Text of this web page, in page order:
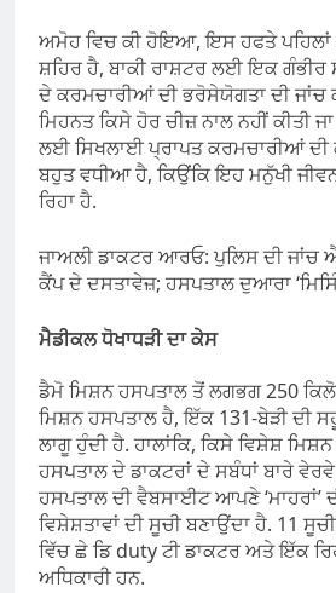
ਅਮੋਹ ਵਿਚ ਕੀ ਹੋਇਆ, ਇਸ ਹਫਤੇ
ਸ਼ਹਿਰ ਹੈ, ਬਾਕੀ ਰਾਸ਼ਟਰ ਲਈ ਇਕ ਗੰਭੀਰ
ਦੇ ਕਰਮਚਾਰੀਆਂ ਦੀ ਭਰੋਸੇਯੋਗਤਾ ਦੀ ਜਾਂਚ
ਮਿਹਨਤ ਕਿਸੇ ਹੋਰ ਚੀਜ਼ ਨਾਲ ਨਹੀਂ ਕੀਤੀ
ਲਈ ਸਿਖਲਾਈ ਪ੍ਰਾਪਤ ਕਰਮਚਾਰੀਆਂ ਦੀ
ਬਹੁਤ ਵਧੀਆ ਹੈ, ਕਿਉਂਕਿ ਇਹ ਮਨੁੱਖੀ
ਰਿਹਾ ਹੈ.
ਜਾਅਲੀ ਡਾਕਟਰ ਆਰਓ: ਪੁਲਿਸ ਦੀ ਜਾਂਚ
ਕੈਂਪ ਦੇ ਦਸਤਾਵੇਜ਼; ਹਸਪਤਾਲ ਦੁਆਰਾ
ਮੈਡੀਕਲ ਧੋਖਾਧੜੀ ਦਾ ਕੇਸ
ਡੈਮੋ ਮਿਸ਼ਨ ਹਸਪਤਾਲ ਤੋਂ ਲਗਭਗ 250
ਮਿਸ਼ਨ ਹਸਪਤਾਲ ਹੈ, ਇੱਕ 131-ਬੇੜੀ ਦੀ
ਲਾਗੂ ਹੁੰਦੀ ਹੈ. ਹਾਲਾਂਕਿ, ਕਿਸੇ ਵਿਸ਼ੇਸ਼
ਹਸਪਤਾਲ ਦੇ ਡਾਕਟਰਾਂ ਦੇ ਸਬੰਧਾਂ ਬਾਰੇ
ਹਸਪਤਾਲ ਦੀ ਵੈਬਸਾਈਟ ਆਪਣੇ
ਵਿਸ਼ੇਸ਼ਤਾਵਾਂ ਦੀ ਸੂਚੀ ਬਣਾਉਂਦਾ ਹੈ. 11
ਵਿੱਚ ਛੇ ਡਿ duty ਟੀ ਡਾਕਟਰ ਅਤੇ ਇੱਕ
ਅਧਿਕਾਰੀ ਹਨ.